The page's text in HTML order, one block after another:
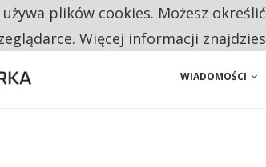
CHIN UDERZAJĄ W EUROPEJSKI PRZEMYSŁ. NA LIŚCIE
WIADOMOŚCI
plików cookies. Możesz
Więcej informacji